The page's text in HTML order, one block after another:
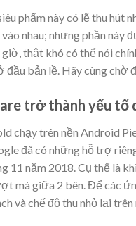
phẩm này có lẽ thu hút
nhau; nhưng phần
thật khó có thể nói
đầu bản lề. Hãy cùng chờ
trở thành yếu tố
chạy trên nền Android
đã có những hỗ trợ
11 năm 2018. Cụ thể là
mà giữa 2 bên. Để các
và chế độ thu nhỏ lại trên